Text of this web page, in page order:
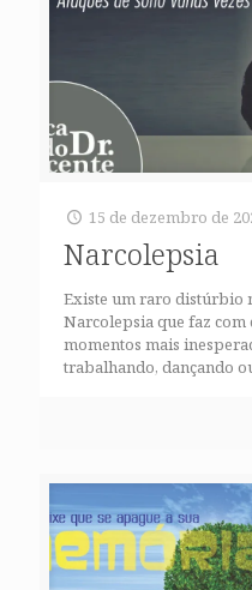
15 de dezembro de
Narcolepsia
Existe um raro distúrbio
Narcolepsia que faz com
momentos mais
trabalhando, dançando